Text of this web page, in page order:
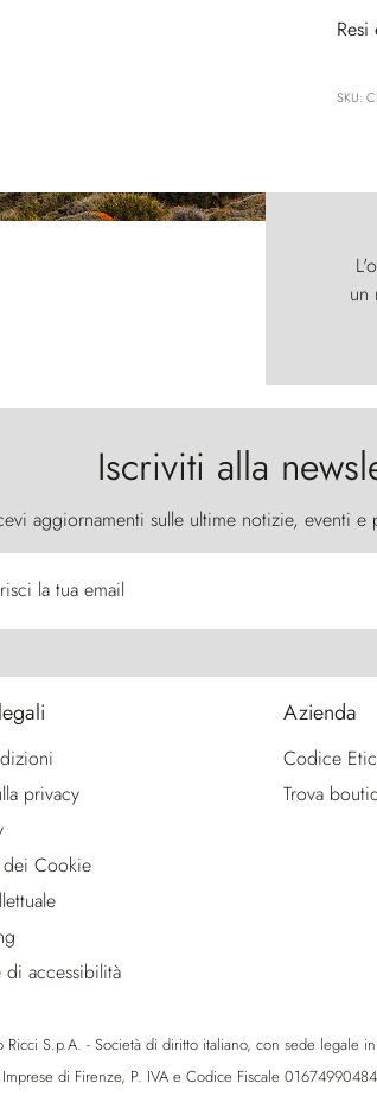
SKU:
un
Iscriviti alla
aggiornamenti sulle ultime notizie, eventi
la tua email
privacy
Cookie
accessibilità
Azienda
Codice
Trova
S.p.A. - Società di diritto italiano, con sede legale
di Firenze, P. IVA e Codice Fiscale